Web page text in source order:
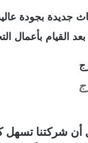
جديدة بجودة
القيام بأعمال
تسهل